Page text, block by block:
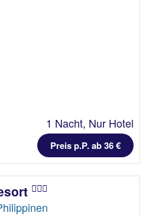
1 Nacht, Nur Hotel
Preis p.P. ab 36 €